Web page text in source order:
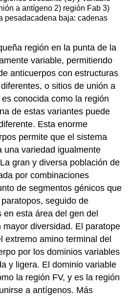
a antígeno 2) región Fab 3)
pesadacadena baja: cadenas
región en la punta de la
variable, permitiendo
anticuerpos con estructuras
o sitios de unión a
conocida como la región
de estas variantes puede
Esta enorme
permite que el sistema
una variedad igualmente
gran y diversa población de
por combinaciones
de segmentos génicos que
seguido de
esta área del gen del
diversidad. El paratope
extremo amino terminal del
por los dominios variables
y ligera. El dominio variable
la región FV, y es la región
a antígenos. Más